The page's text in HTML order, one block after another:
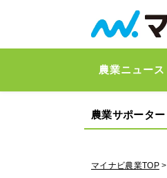
農業ニュース
農業サポーター
マイナビ農業TOP>